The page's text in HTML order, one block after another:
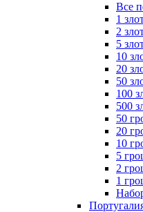
Все
1
2
5
10
20
50
100
500
50
20
10
5
2
1